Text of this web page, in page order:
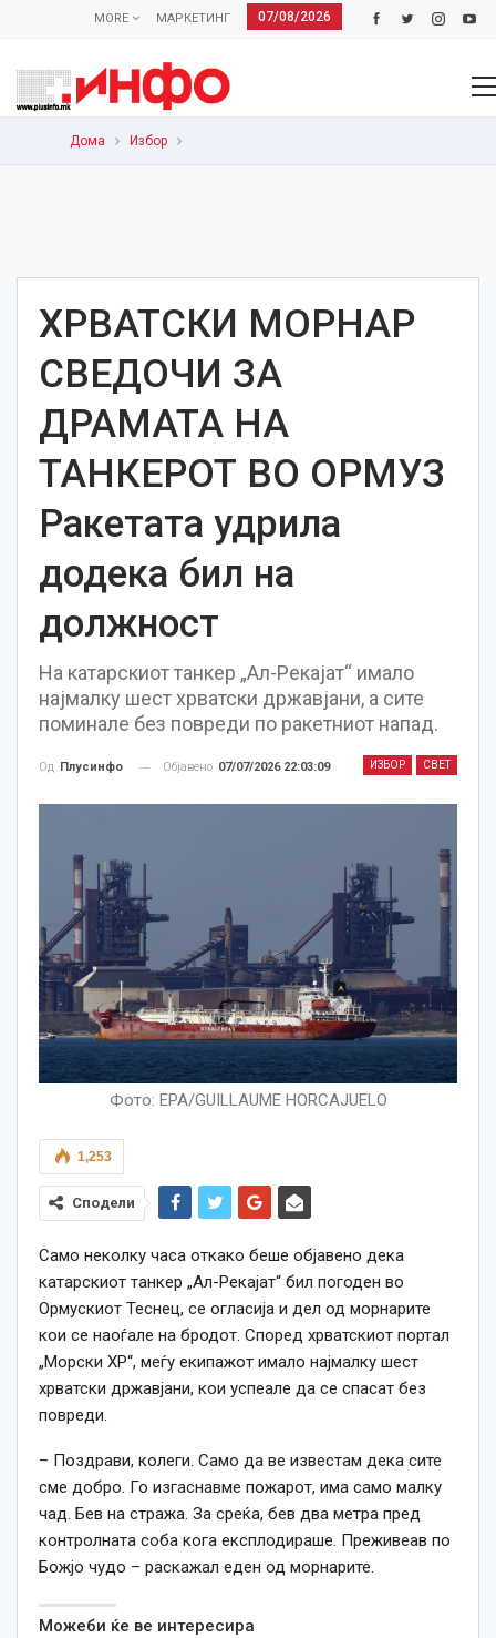
07/08/2026
МАРКЕТИНГ
MORE
Дома Избор
ХРВАТСКИ МОРНАР
СВЕДОЧИ ЗА
ДРАМАТА НА
ТАНКЕРОТ ВО ОРМУЗ
Ракетата удрила
додека бил на
должност
На катарскиот танкер „Ал-Рекајат“ имало
најмалку шест хрватски државјани, а сите
поминале без повреди по ракетниот напад.
ИЗБОР СВЕТ
Од Плусинфо Објавено 07/07/2026 22:03:09
Фото: EPA/GUILLAUME HORCAJUELO
1,253
Сподели
Само неколку часа откако беше објавено дека
катарскиот танкер „Ал-Рекајат“ бил погоден во
Ормускиот Теснец, се огласија и дел од морнарите
кои се наоѓале на бродот. Според хрватскиот портал
„Морски ХР“, меѓу екипажот имало најмалку шест
хрватски државјани, кои успеале да се спасат без
повреди.
– Поздрави, колеги. Само да ве известам дека сите
сме добро. Го изгаснавме пожарот, има само малку
чад. Бев на стража. За среќа, бев два метра пред
контролната соба кога експлодираше. Преживеав по
Божјо чудо – раскажал еден од морнарите.
Можеби ќе ве интересира